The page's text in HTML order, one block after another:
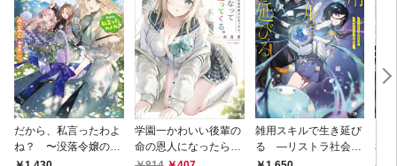
だから、私言ったわよ
ね？ 〜没落令嬢の案
外楽しい領地改革〜
学園一かわいい後輩の
命の恩人になったら、
通い妻になって関係を
雑用スキルで生き延び
る —リストラ社会人
のソロダンジョン攻略
私
戻